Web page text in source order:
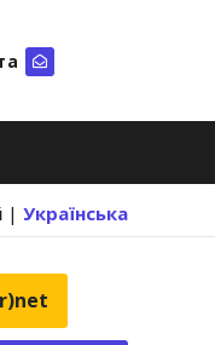
| Українська